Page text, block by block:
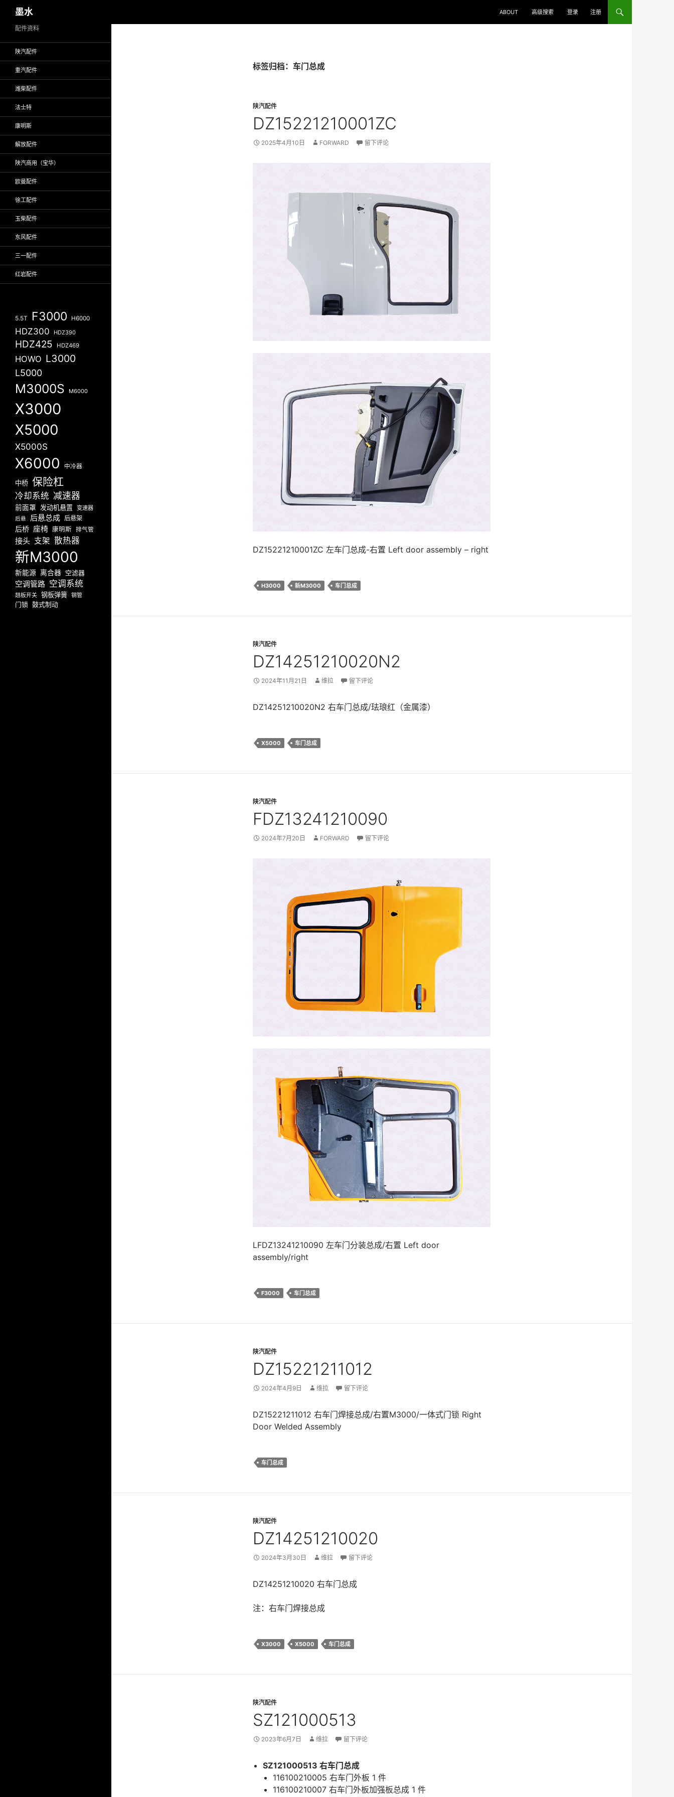
至
墨水 ABOUT 高级搜索 登录 注册
标签归档：车门总成
陕汽配件
DZ15221210001ZC
2025年4月10日 FORWARD 留下评论
DZ15221210001ZC 左车门总成-右置 Left door assembly – right
H3000 新M3000 车门总成
陕汽配件
DZ14251210020N2
2024年11月21日 维拉 留下评论
DZ14251210020N2 右车门总成/珐琅红（金属漆）
X5000 车门总成
陕汽配件
FDZ13241210090
2024年7月20日 FORWARD 留下评论
LFDZ13241210090 左车门分装总成/右置 Left door
assembly/right
F3000 车门总成
陕汽配件
DZ15221211012
2024年4月9日 维拉 留下评论
DZ15221211012 右车门焊接总成/右置M3000/一体式门锁 Right
Door Welded Assembly
车门总成
陕汽配件
DZ14251210020
2024年3月30日 维拉 留下评论
DZ14251210020 右车门总成
注：右车门焊接总成
X3000 X5000 车门总成
陕汽配件
SZ121000513
2023年6月7日 维拉 留下评论
SZ121000513 右车门总成
116100210005 右车门外板 1 件
116100210007 右车门外板加强板总成 1 件
配件资料
陕汽配件
重汽配件
潍柴配件
法士特
康明斯
解放配件
陕汽商用（宝华）
欧曼配件
徐工配件
玉柴配件
东风配件
三一配件
红岩配件
5.5T F3000 H6000
HDZ300 HDZ390
HDZ425 HDZ469
HOWO L3000
L5000
M3000S M6000
X3000
X5000
X5000S
X6000 中冷器
中桥 保险杠
冷却系统 减速器
前面罩 发动机悬置 变速器
后悬 后悬总成 后悬架
后桥 座椅 康明斯 排气管
接头 支架 散热器
新M3000
新能源 离合器 空滤器
空调管路 空调系统
翘板开关 钢板弹簧 钢管
门锁 鼓式制动